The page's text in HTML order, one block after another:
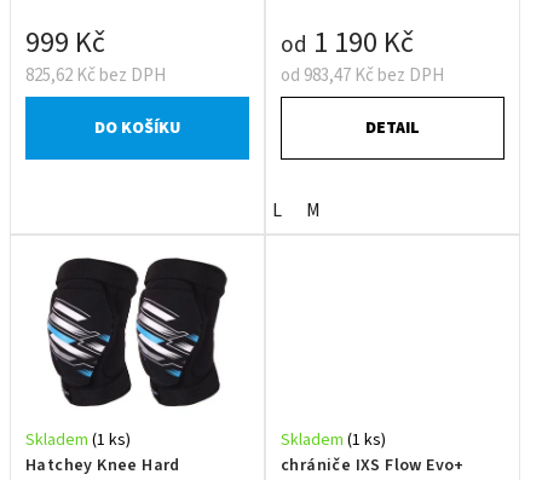
825,62 Kč bez DPH
999 Kč
DO KOŠÍKU
od 983,47 Kč bez DPH
od 1 190 Kč
DETAIL
L M
Hatchey Knee Hard
Skladem (1 ks)
chrániče IXS Flow Evo+
Skladem (1 ks)